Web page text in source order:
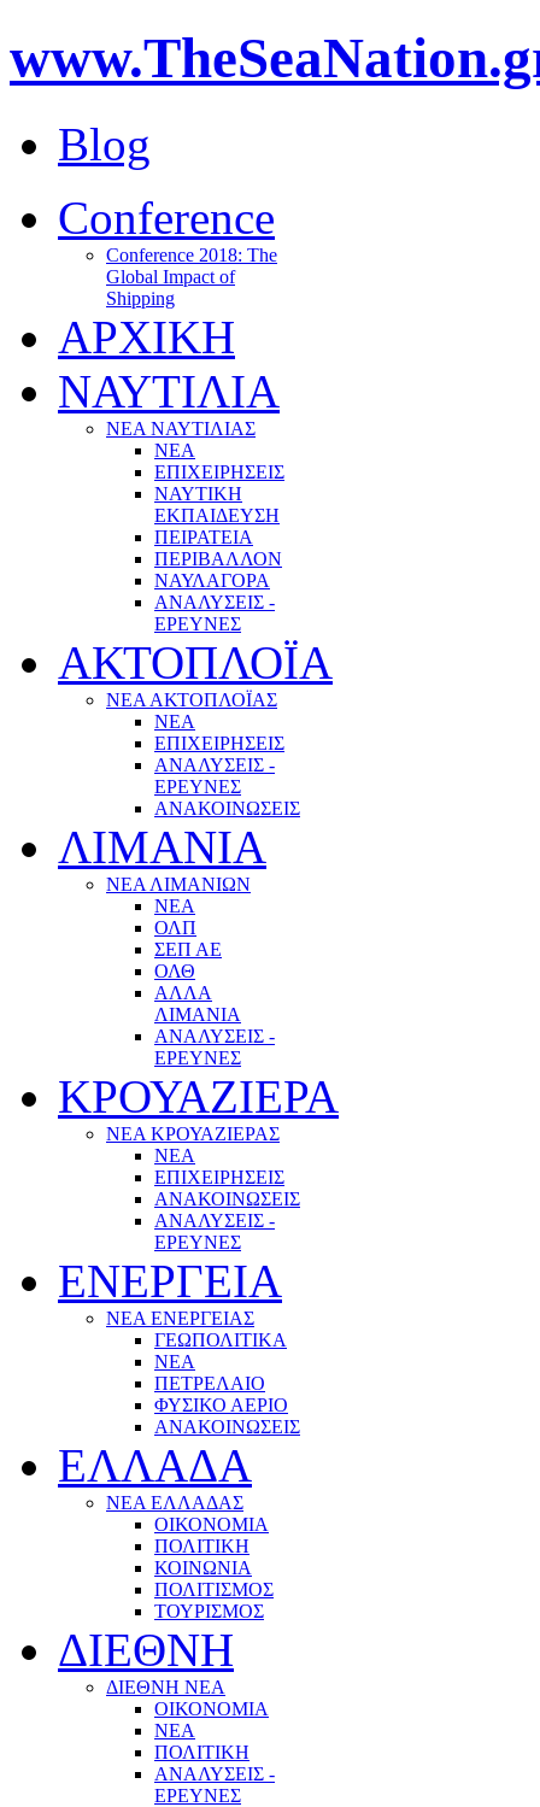
Blog
Conference
Conference 2018: The
Global Impact of
Shipping
ΑΡΧΙΚΗ
ΝΑΥΤΙΛΙΑ
ΝΕΑ ΝΑΥΤΙΛΙΑΣ
ΝΕΑ
ΕΠΙΧΕΙΡΗΣΕΙΣ
ΝΑΥΤΙΚΗ
ΕΚΠΑΙΔΕΥΣΗ
ΠΕΙΡΑΤΕΙΑ
ΠΕΡΙΒΑΛΛΟΝ
ΝΑΥΛΑΓΟΡΑ
ΑΝΑΛΥΣΕΙΣ -
ΕΡΕΥΝΕΣ
ΑΚΤΟΠΛΟΪΑ
ΝΕΑ ΑΚΤΟΠΛΟΪΑΣ
ΝΕΑ
ΕΠΙΧΕΙΡΗΣΕΙΣ
ΑΝΑΛΥΣΕΙΣ -
ΕΡΕΥΝΕΣ
ΑΝΑΚΟΙΝΩΣΕΙΣ
ΛΙΜΑΝΙΑ
ΝΕΑ ΛΙΜΑΝΙΩΝ
ΝΕΑ
ΟΛΠ
ΣΕΠ ΑΕ
ΟΛΘ
ΑΛΛΑ
ΛΙΜΑΝΙΑ
ΑΝΑΛΥΣΕΙΣ -
ΕΡΕΥΝΕΣ
ΚΡΟΥΑΖΙΕΡΑ
ΝΕΑ ΚΡΟΥΑΖΙΕΡΑΣ
NEA
ΕΠΙΧΕΙΡΗΣΕΙΣ
ΑΝΑΚΟΙΝΩΣΕΙΣ
ΑΝΑΛΥΣΕΙΣ -
ΕΡΕΥΝΕΣ
ΕΝΕΡΓΕΙΑ
ΝΕΑ ΕΝΕΡΓΕΙΑΣ
ΓΕΩΠΟΛΙΤΙΚΑ
ΝΕΑ
ΠΕΤΡΕΛΑΙΟ
ΦΥΣΙΚΟ ΑΕΡΙΟ
ΑΝΑΚΟΙΝΩΣΕΙΣ
ΕΛΛΑΔΑ
ΝΕΑ ΕΛΛΑΔΑΣ
ΟΙΚΟΝΟΜΙΑ
ΠΟΛΙΤΙΚΗ
ΚΟΙΝΩΝΙΑ
ΠΟΛΙΤΙΣΜΟΣ
ΤΟΥΡΙΣΜΟΣ
ΔΙΕΘΝΗ
ΔΙΕΘΝΗ ΝΕΑ
ΟΙΚΟΝΟΜΙΑ
ΝΕΑ
ΠΟΛΙΤΙΚΗ
ΑΝΑΛΥΣΕΙΣ -
ΕΡΕΥΝΕΣ